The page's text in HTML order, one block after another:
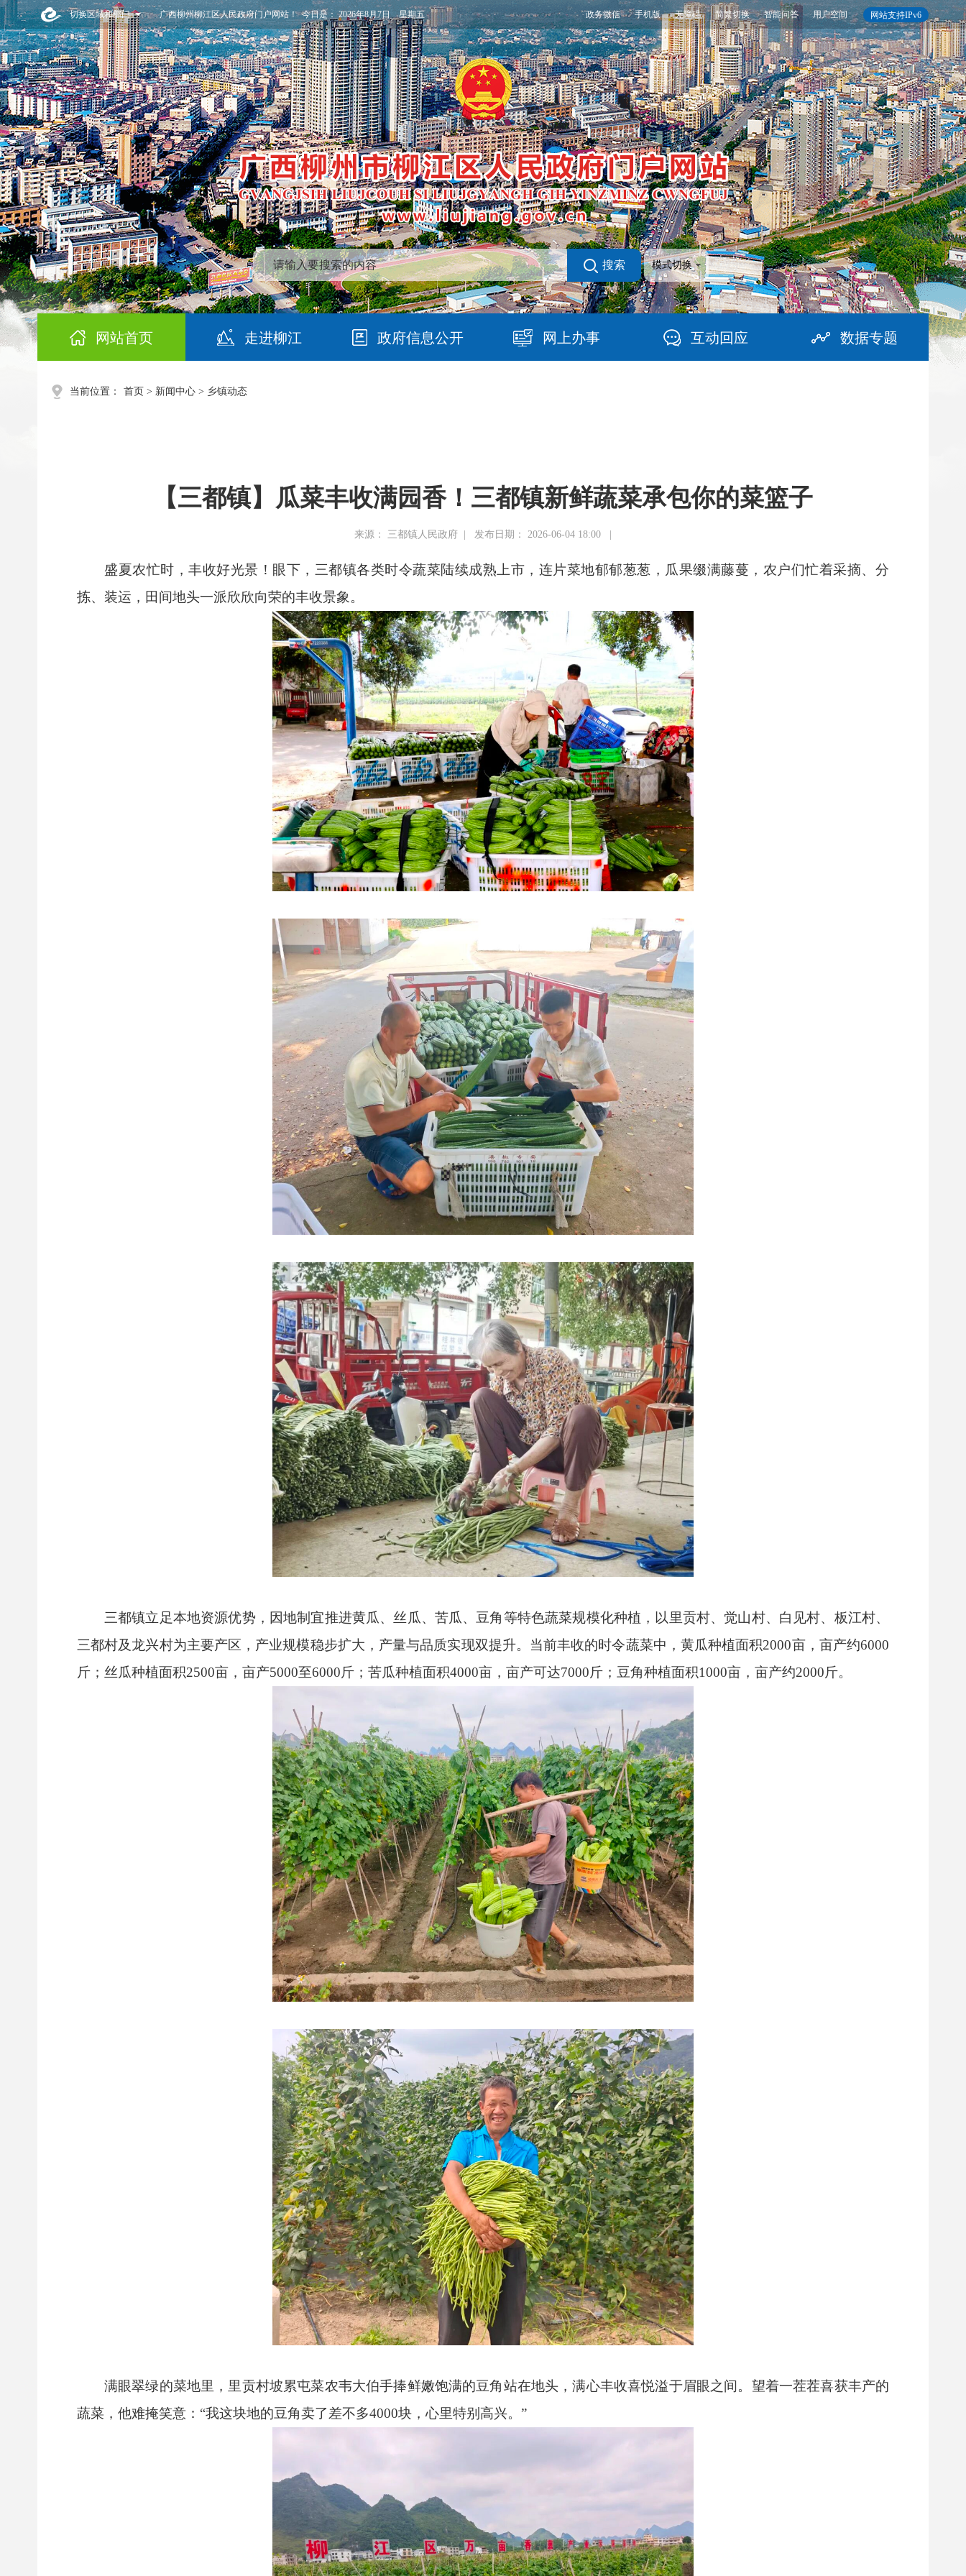
切换区域和部门 网站支持IPv6
政务微信 手机版 无障碍 简繁切换 智能问答 用户空间
广西柳州柳江区人民政府门户网站！ 今日是：2026年8月7日 星期五
搜索 模式切换
网站首页 走进柳江 政府信息公开 网上办事 互动回应 数据专题
当前位置： 首页 > 新闻中心 > 乡镇动态
【三都镇】瓜菜丰收满园香！三都镇新鲜蔬菜承包你的菜篮子
来源： 三都镇人民政府 | 发布日期： 2026-06-04 18:00 |
盛夏农忙时，丰收好光景！眼下，三都镇各类时令蔬菜陆续成熟上市，连片菜地郁郁葱葱，瓜果缀满藤蔓，农户们忙着采摘、分
拣、装运，田间地头一派欣欣向荣的丰收景象。
三都镇立足本地资源优势，因地制宜推进黄瓜、丝瓜、苦瓜、豆角等特色蔬菜规模化种植，以里贡村、觉山村、白见村、板江村、
三都村及龙兴村为主要产区，产业规模稳步扩大，产量与品质实现双提升。当前丰收的时令蔬菜中，黄瓜种植面积2000亩，亩产约6000
斤；丝瓜种植面积2500亩，亩产5000至6000斤；苦瓜种植面积4000亩，亩产可达7000斤；豆角种植面积1000亩，亩产约2000斤。
满眼翠绿的菜地里，里贡村坡累屯菜农韦大伯手捧鲜嫩饱满的豆角站在地头，满心丰收喜悦溢于眉眼之间。望着一茬茬喜获丰产的
蔬菜，他难掩笑意：“我这块地的豆角卖了差不多4000块，心里特别高兴。”